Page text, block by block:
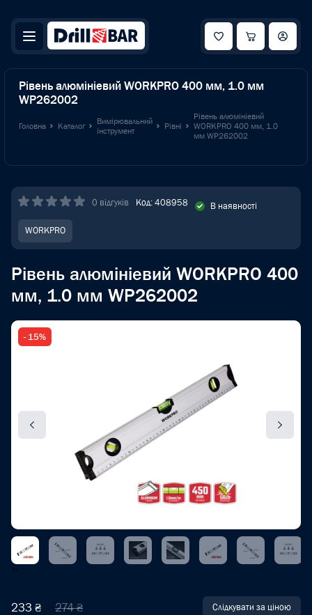
Рівень алюмініевий WORKPRO 400 мм, 1.0 мм
WP262002
Головна Каталог
Вимірювальний
інструмент
Рівні
Рівень алюмініевий
WORKPRO 400 мм, 1.0
мм WP262002
0 відгуків Код: 408958 В наявності
WORKPRO
Рівень алюмініевий WORKPRO 400
мм, 1.0 мм WP262002
- 15%
‹›
233 ₴ 274 ₴ Слідкувати за ціною